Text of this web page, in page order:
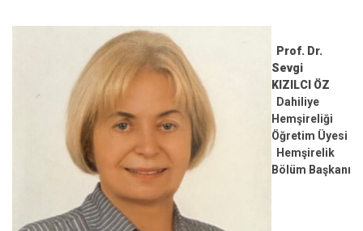
Prof. Dr.
Sevgi
KIZILCI ÖZ
Dahiliye
Hemşireliği
Öğretim Üyesi
Hemşirelik
Bölüm Başkanı